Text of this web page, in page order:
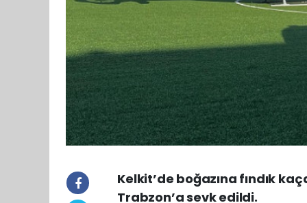
Kelkit’de boğazına fındık
Trabzon’a sevk edildi.